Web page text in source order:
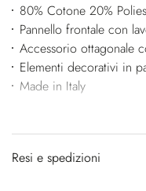
80% Cotone 20%
Pannello frontale con
Accessorio ottagonale
Elementi decorativi in
Made in Italy
Resi e spedizioni